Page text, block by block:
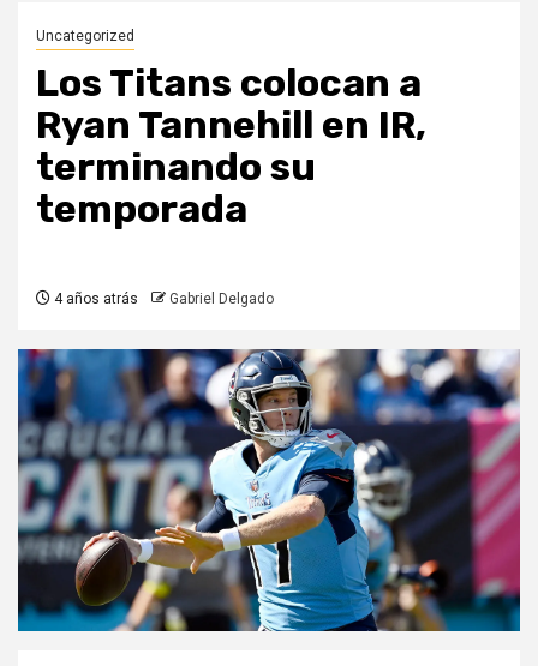
Uncategorized
Los Titans colocan a
Ryan Tannehill en IR,
terminando su
temporada
4 años atrás Gabriel Delgado